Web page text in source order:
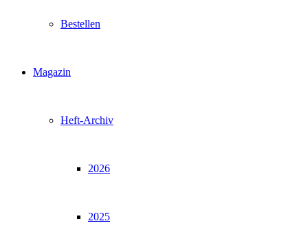
Bestellen
Magazin
Heft-Archiv
2026
2025